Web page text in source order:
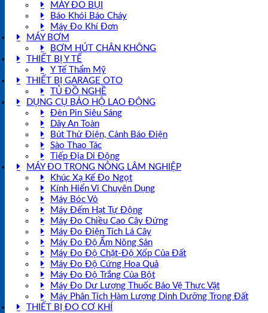
MÁY ĐO BỤI
Báo Khói Báo Cháy
Máy Đo Khí Đơn
MÁY BƠM
BƠM HÚT CHÂN KHÔNG
THIẾT BỊ Y TẾ
Y Tế Thẩm Mỹ
THIẾT BỊ GARAGE OTO
TỦ ĐỒ NGHỀ
DỤNG CỤ BẢO HỘ LAO ĐỘNG
Đèn Pin Siêu Sáng
Dây An Toàn
Bút Thử Điện, Cảnh Báo Điện
Sào Thao Tác
Tiếp Địa Di Động
MÁY ĐO TRONG NÔNG LÂM NGHIỆP
Khúc Xạ Kế Đo Ngọt
Kính Hiển Vi Chuyên Dụng
Máy Bóc Vỏ
Máy Đếm Hạt Tự Động
Máy Đo Chiều Cao Cây Đứng
Máy Đo Điện Tích Lá Cây
Máy Đo Độ Ẩm Nông Sản
Máy Đo Độ Chặt-Độ Xốp Của Đất
Máy Đo Độ Cứng Hoa Quả
Máy Đo Độ Trắng Của Bột
Máy Đo Dư Lượng Thuốc Bảo Vệ Thực Vật
Máy Phân Tích Hàm Lượng Dinh Dưỡng Trong Đất
THIẾT BỊ ĐO CƠ KHÍ